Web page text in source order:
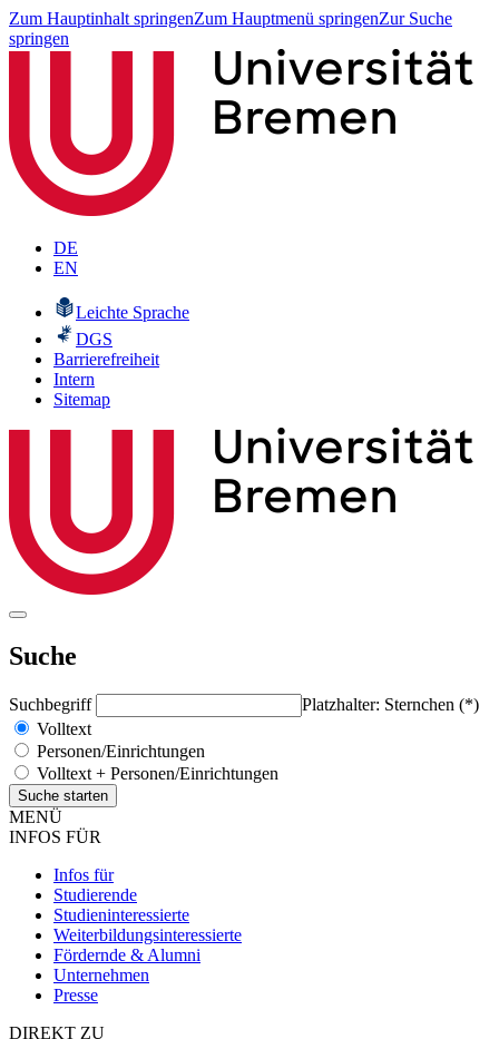
Zum Hauptinhalt springenZum Hauptmenü springenZur Suche
springen
DE
EN
Leichte Sprache
DGS
Barrierefreiheit
Intern
Sitemap
Suche
Suchbegriff
Platzhalter: Sternchen (*)
Volltext
Personen/Einrichtungen
Volltext + Personen/Einrichtungen
MENÜ
INFOS FÜR
Infos für
Studierende
Studieninteressierte
Weiterbildungsinteressierte
Fördernde & Alumni
Unternehmen
Presse
DIREKT ZU